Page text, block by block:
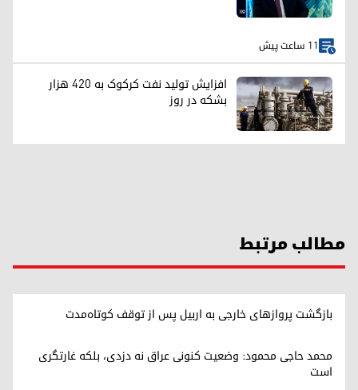
11 ساعت پیش
افزایش تولید نفت کرکوک به ۴۲۰ هزار
بشکه در روز
مطالب مرتبط
بازگشت پروازهای خارجی به اربیل پس از توقف کوتاه‌مدت
محمد حاجی محمود: وضعیت کنونی عراق نه دزدی، بلکه غارتگری
است